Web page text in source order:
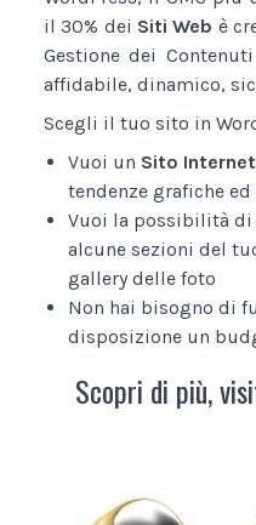
il 30% dei Siti Web è
Gestione dei
affidabile, dinamico,
Scegli il tuo sito in
Vuoi un Sito Internet
tendenze grafiche
Vuoi la possibilità di
alcune sezioni del
gallery delle foto
Non hai bisogno di
disposizione un
Scopri di più,